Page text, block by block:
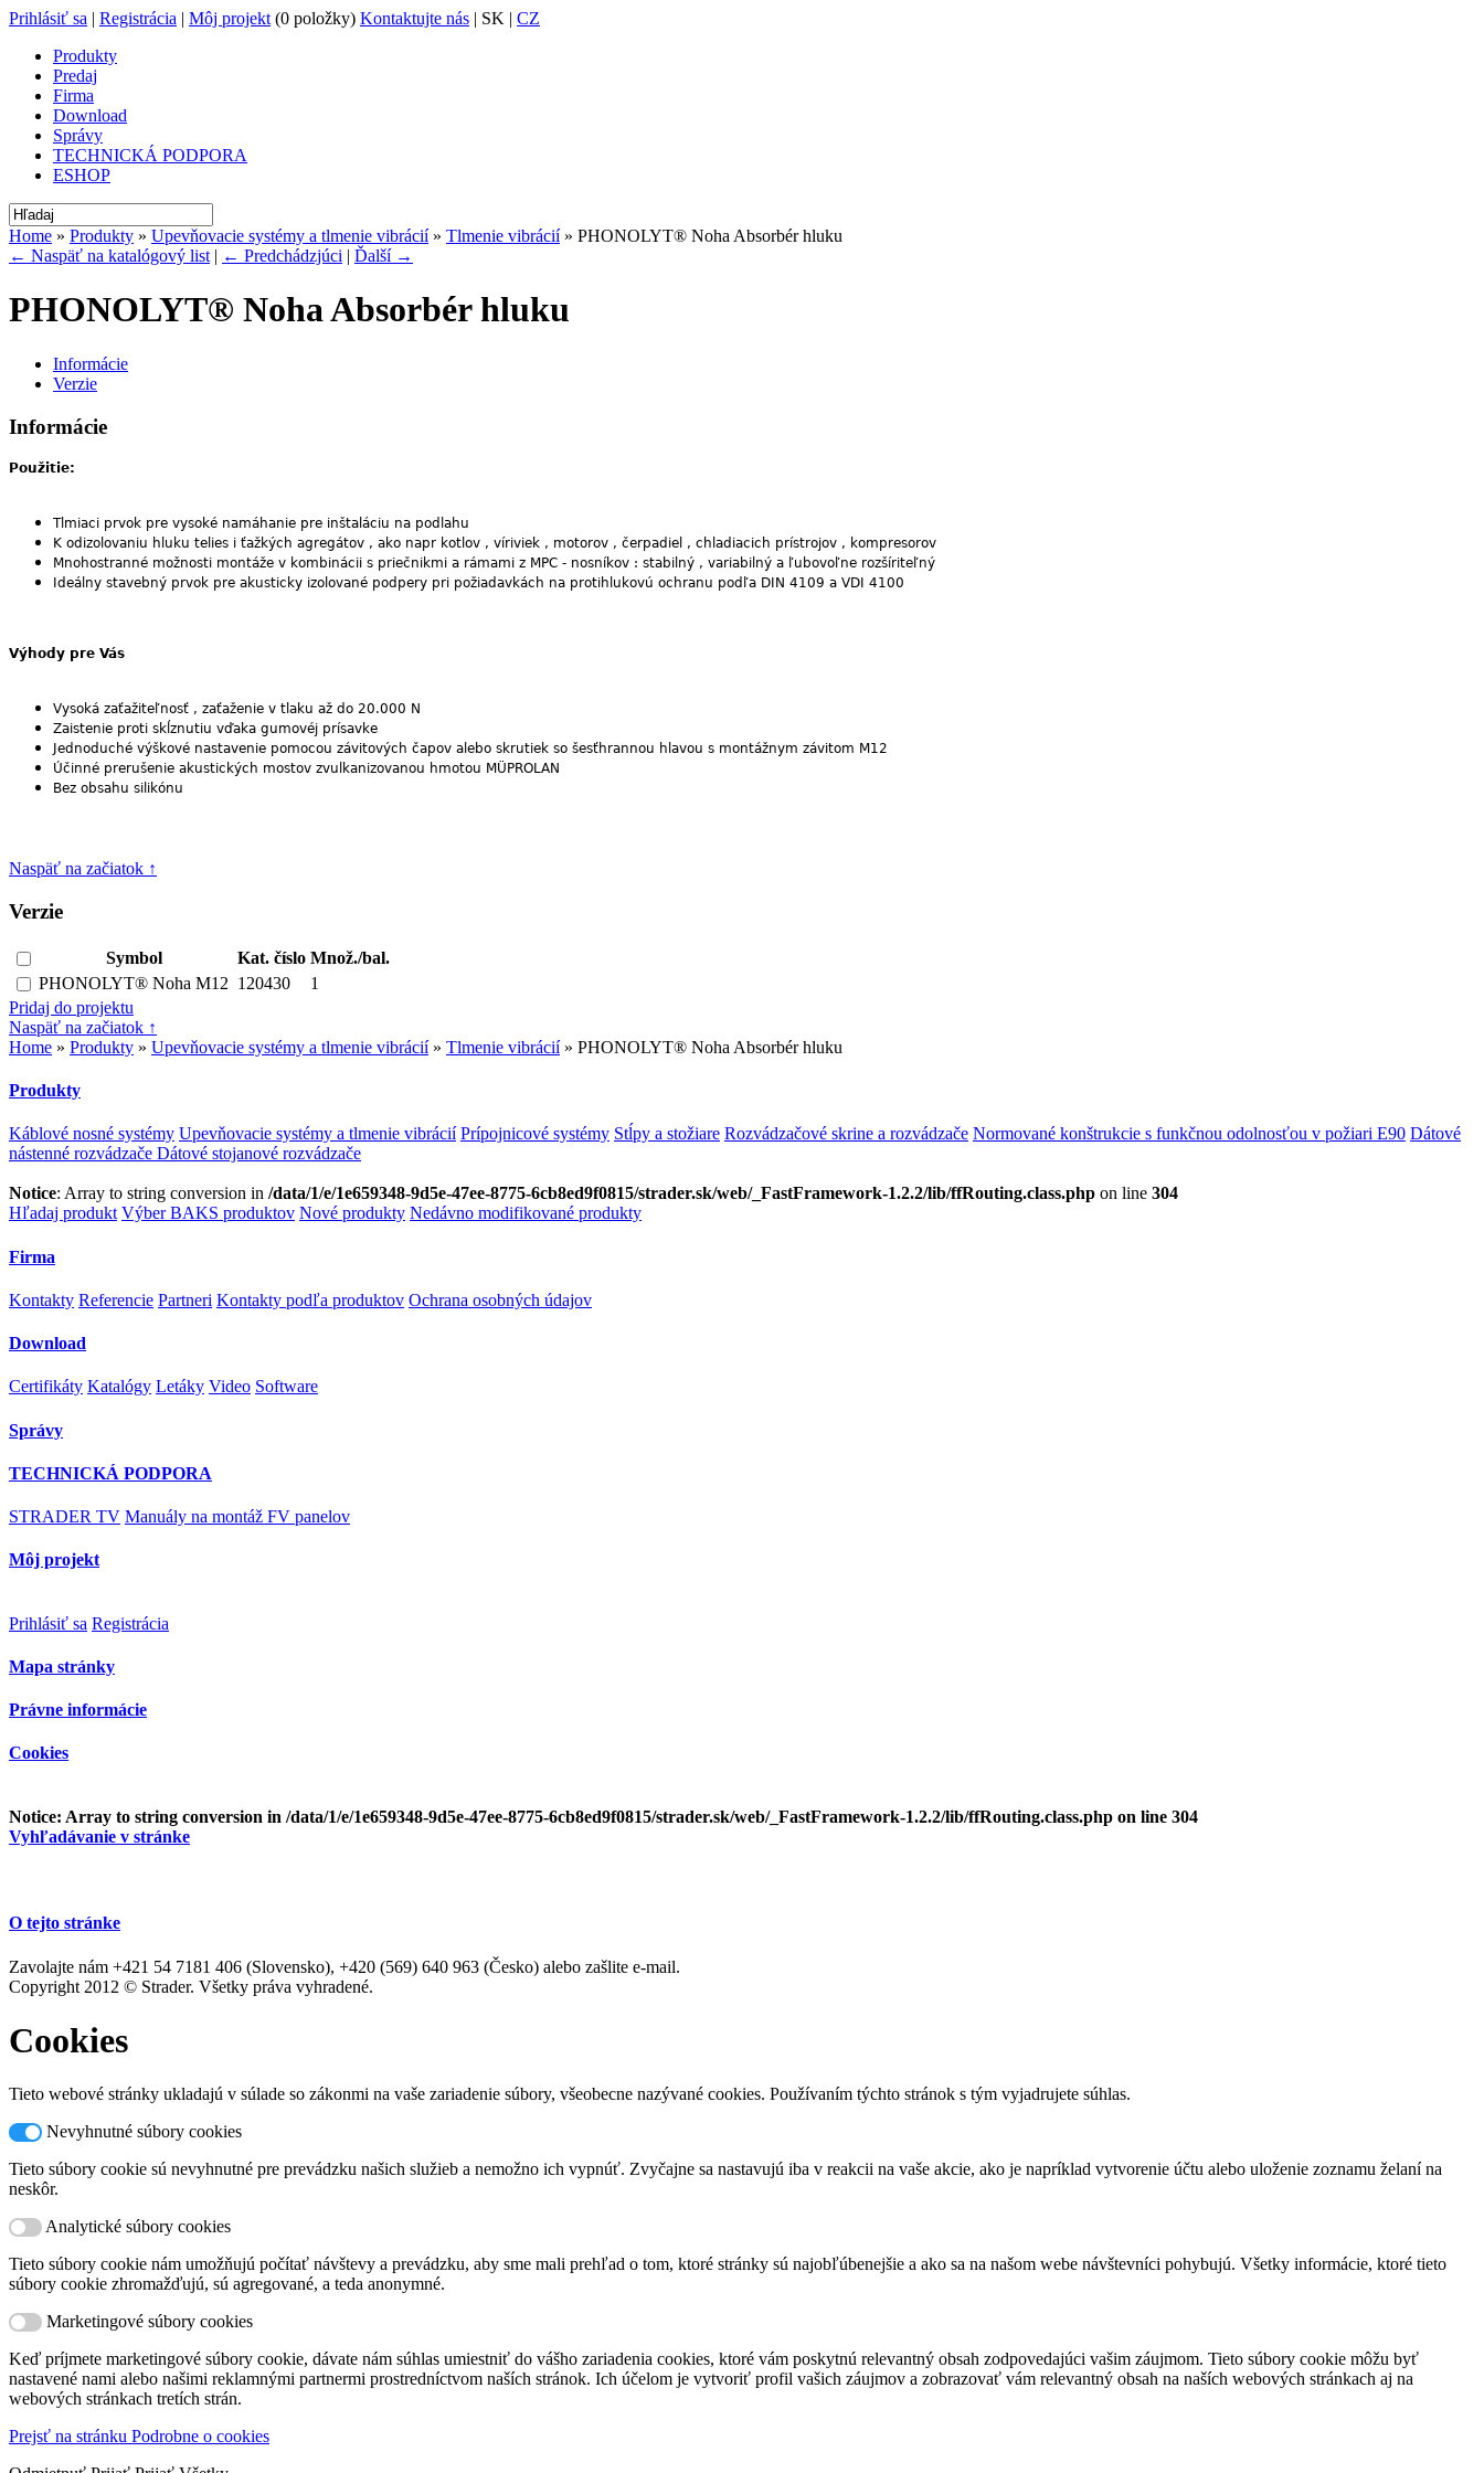
Prihlásiť sa | Registrácia | Môj projekt (0 položky) Kontaktujte nás | SK | CZ
Produkty
Predaj
Firma
Download
Správy
TECHNICKÁ PODPORA
ESHOP
Home » Produkty » Upevňovacie systémy a tlmenie vibrácií» Tlmenie vibrácií» PHONOLYT® Noha Absorbér hluku
← Naspäť na katalógový list | ← Predchádzjúci | Ďalší →
PHONOLYT® Noha Absorbér hluku
Informácie
Verzie
Informácie
Použitie:
Tlmiaci prvok pre vysoké namáhanie pre inštaláciu na podlahu
K odizolovaniu hluku telies i ťažkých agregátov , ako napr kotlov , víriviek , motorov , čerpadiel , chladiacich prístrojov , kompresorov
Mnohostranné možnosti montáže v kombinácii s priečnikmi a rámami z MPC - nosníkov : stabilný , variabilný a ľubovoľne rozšíriteľný
Ideálny stavebný prvok pre akusticky izolované podpery pri požiadavkách na protihlukovú ochranu podľa DIN 4109 a VDI 4100
Výhody pre Vás
Vysoká zaťažiteľnosť , zaťaženie v tlaku až do 20.000 N
Zaistenie proti skĺznutiu vďaka gumovéj prísavke
Jednoduché výškové nastavenie pomocou závitových čapov alebo skrutiek so šesťhrannou hlavou s montážnym závitom M12
Účinné prerušenie akustických mostov zvulkanizovanou hmotou MÜPROLAN
Bez obsahu silikónu
Naspäť na začiatok ↑
Verzie
Symbol Kat. číslo Množ./bal.
PHONOLYT® Noha M12 120430
1
Pridaj do projektu
Naspäť na začiatok ↑
Home » Produkty » Upevňovacie systémy a tlmenie vibrácií» Tlmenie vibrácií» PHONOLYT® Noha Absorbér hluku
Produkty
Káblové nosné systémy Upevňovacie systémy a tlmenie vibrácií Prípojnicové systémy Stĺpy a stožiare Rozvádzačové skrine a rozvádzače Normované konštrukcie s funkčnou odolnosťou v požiari E90 Dátové
nástenné rozvádzače Dátové stojanové rozvádzače
Notice: Array to string conversion in /data/1/e/1e659348-9d5e-47ee-8775-6cb8ed9f0815/strader.sk/web/_FastFramework-1.2.2/lib/ffRouting.class.php on line 304
Hľadaj produkt Výber BAKS produktov Nové produkty Nedávno modifikované produkty
Firma
Kontakty Referencie Partneri Kontakty podľa produktov Ochrana osobných údajov
Download
Certifikáty Katalógy Letáky Video Software
Správy
TECHNICKÁ PODPORA
STRADER TV Manuály na montáž FV panelov
Môj projekt
Prihlásiť sa Registrácia
Mapa stránky
Právne informácie
Cookies
Notice: Array to string conversion in /data/1/e/1e659348-9d5e-47ee-8775-6cb8ed9f0815/strader.sk/web/_FastFramework-1.2.2/lib/ffRouting.class.php on line 304
Vyhľadávanie v stránke
O tejto stránke
Zavolajte nám +421 54 7181 406 (Slovensko), +420 (569) 640 963 (Česko) alebo zašlite e-mail.
Copyright 2012 © Strader. Všetky práva vyhradené.
Cookies
Tieto webové stránky ukladajú v súlade so zákonmi na vaše zariadenie súbory, všeobecne nazývané cookies. Používaním týchto stránok s tým vyjadrujete súhlas.
Nevyhnutné súbory cookies
Tieto súbory cookie sú nevyhnutné pre prevádzku našich služieb a nemožno ich vypnúť. Zvyčajne sa nastavujú iba v reakcii na vaše akcie, ako je napríklad vytvorenie účtu alebo uloženie zoznamu želaní na
neskôr.
Analytické súbory cookies
Tieto súbory cookie nám umožňujú počítať návštevy a prevádzku, aby sme mali prehľad o tom, ktoré stránky sú najobľúbenejšie a ako sa na našom webe návštevníci pohybujú. Všetky informácie, ktoré tieto
súbory cookie zhromažďujú, sú agregované, a teda anonymné.
Marketingové súbory cookies
Keď príjmete marketingové súbory cookie, dávate nám súhlas umiestniť do vášho zariadenia cookies, ktoré vám poskytnú relevantný obsah zodpovedajúci vašim záujmom. Tieto súbory cookie môžu byť
nastavené nami alebo našimi reklamnými partnermi prostredníctvom naších stránok. Ich účelom je vytvoriť profil vašich záujmov a zobrazovať vám relevantný obsah na naších webových stránkach aj na
webových stránkach tretích strán.
Prejsť na stránku Podrobne o cookies